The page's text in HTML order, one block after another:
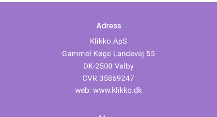
Adress
web: www.klikko.dk